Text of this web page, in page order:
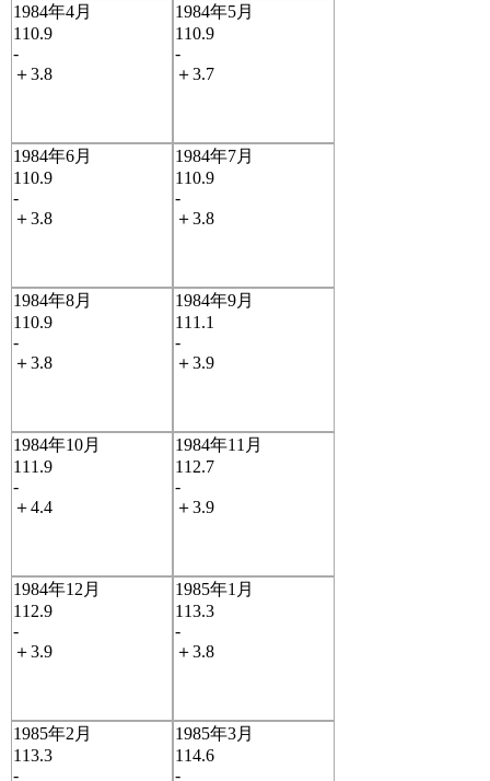
1984年4月
110.9
-
＋3.8
1984年5月
110.9
-
＋3.7
1984年6月
110.9
-
＋3.8
1984年7月
110.9
-
＋3.8
1984年8月
110.9
-
＋3.8
1984年9月
111.1
-
＋3.9
1984年10月
111.9
-
＋4.4
1984年11月
112.7
-
＋3.9
1984年12月
112.9
-
＋3.9
1985年1月
113.3
-
＋3.8
1985年2月
113.3
-
1985年3月
114.6
-